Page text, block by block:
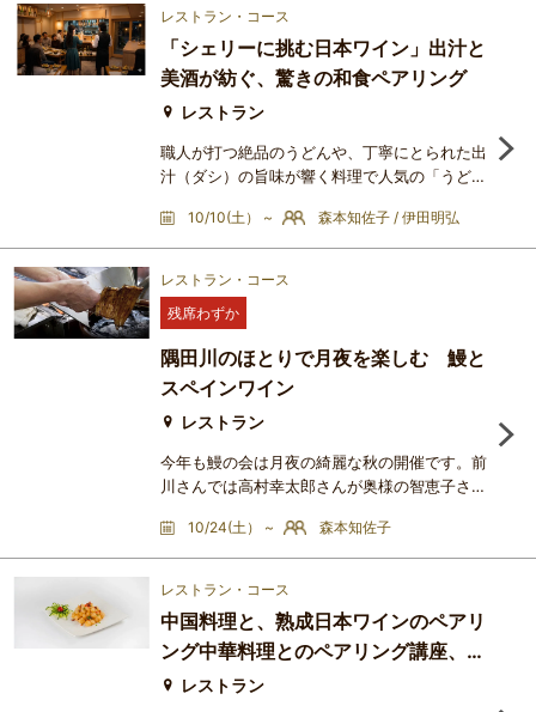
場は、永代橋と東京スカイツリーを同時に望む
アップされた橋が水面に揺れるリバーサイドの
夜景を眺めながら、世界中のワイン愛好家が注
目する「
レストラン・コース
「シェリーに挑む日本ワイン」出汁と
美酒が紡ぐ、驚きの和食ペアリング
レストラン
職人が打つ絶品のうどんや、丁寧にとられた出
汁（ダシ）の旨味が響く料理で人気の「うどん
スに、２つの異なる個性を合わせる特別なレス
トランペアリング講座です。今回のテーマは
「シェリーに挑む日本ワイン」。世界的な歴史
と独特の複雑味を持つスペインの「シェリー」
に、日本の気候風土が育んだ「日本ワイン」が
どのように寄り添うのか。これは決して優劣を
競う戦いではなく、咲花善
10/10(土） ~ 森本知佐子 / 伊田明弘
レストラン・コース
残席わずか
隅田川のほとりで月夜を楽しむ 鰻と
スペインワイン
レストラン
今年も鰻の会は月夜の綺麗な秋の開催です。前
川さんでは高村幸太郎さんが奥様の智恵子さん
んが通われるなどたくさんの芸術家の方から愛
されていました。歴史を感じるお部屋から月夜
をしみじしみと眺めながらワインについて語り
晴らしいお席をご用意頂きました。スペインワ
インは果実味豊で、ブドウの品種の個性も華や
か、鰻の白焼きや、蒲焼
10/24(土） ~ 森本知佐子
レストラン・コース
中国料理と、熟成日本ワインのペアリ
ング中華料理とのペアリング講座、復
活 レストラン